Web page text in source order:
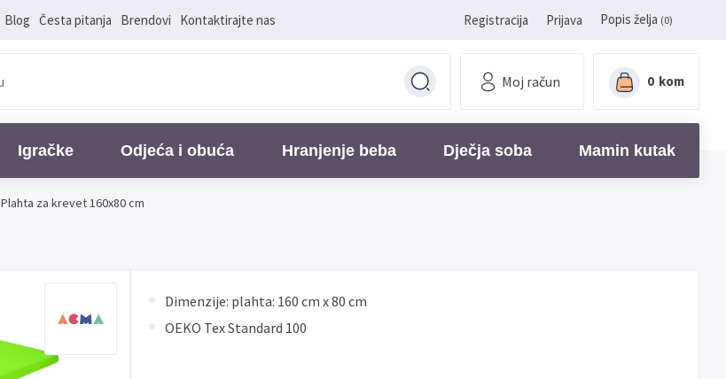
Blog Česta pitanja Brendovi Kontaktirajte nas Registracija Prijava Popis želja (0)
Moj račun 0 kom
Igračke Odjeća i obuća Hranjenje beba Dječja soba Mamin kutak
Plahta za krevet 160x80 cm
Dimenzije: plahta: 160 cm x 80 cm
OEKO Tex Standard 100